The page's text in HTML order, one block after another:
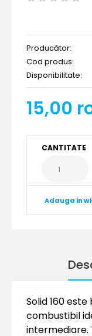
Producător:
Cod produs:
Disponibilitate:
15,00
CANTITATE
Adauga in
Solid 160
combustibil
intermediare.